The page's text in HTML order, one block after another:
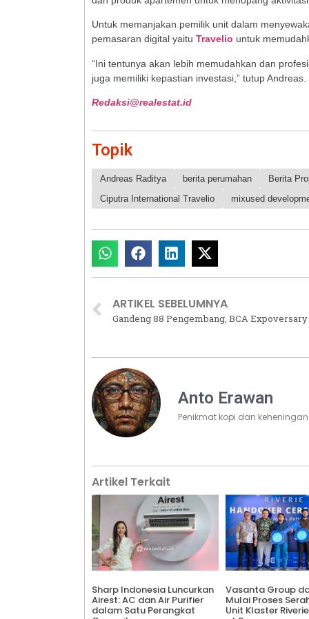
Untuk memanjakan pemilik unit dalam
pemasaran digital yaitu Travelio untuk
“Ini tentunya akan lebih memudahkan dan
juga memiliki kepastian investasi,” tutup Andreas.
Redaksi@realestat.id
Topik
Andreas Raditya berita perumahan
Berita
Ciputra International Travelio
mixused
ARTIKEL SEBELUMNYA
Anto Erawan
Penikmat kopi dan
Artikel Terkait
Sharp Indonesia Luncurkan
Airest: AC dan Air Purifier
dalam Satu Perangkat
Vasanta Group
Mulai Proses
Unit Klaster